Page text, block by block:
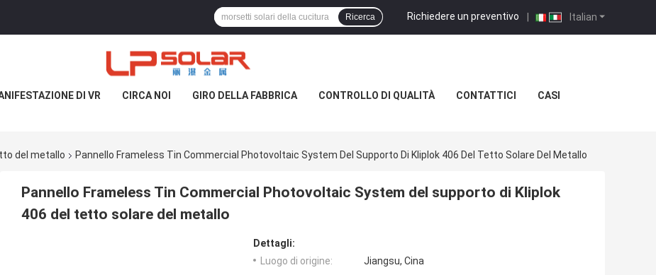
Italian
Richiedere un preventivo |
Ricerca
DI VR CIRCA NOI GIRO DELLA FABBRICA CONTROLLO DI QUALITÀ CONTATTICI CASI
del metallo Pannello Frameless Tin Commercial Photovoltaic System Del Supporto Di Kliplok 406 Del Tetto Solare Del Metallo
Pannello Frameless Tin Commercial Photovoltaic System del supporto di Kliplok
406 del tetto solare del metallo
Dettagli:
Luogo di origine:
Jiangsu, Cina